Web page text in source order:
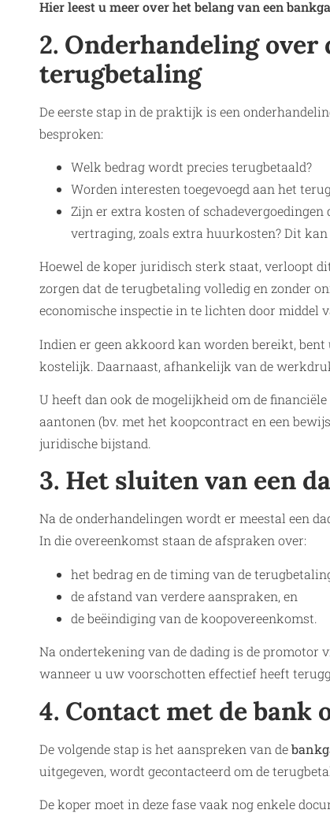
Hier leest u meer over het belang van een
2. Onderhandeling over
terugbetaling
De eerste stap in de praktijk is een
besproken:
Welk bedrag wordt precies terugbetaald?
Worden interesten toegevoegd aan het
Zijn er extra kosten of
vertraging, zoals extra huurkosten? Dit
Hoewel de koper juridisch sterk staat, verloopt
zorgen dat de terugbetaling volledig en zonder
economische inspectie in te lichten door middel
Indien er geen akkoord kan worden bereikt,
kostelijk. Daarnaast, afhankelijk van de
U heeft dan ook de mogelijkheid om de
aantonen (bv. met het koopcontract en een
juridische bijstand.
3. Het sluiten van een
Na de onderhandelingen wordt er meestal een
In die overeenkomst staan de afspraken over:
het bedrag en de timing van de
de afstand van verdere aanspraken, en
de beëindiging van de koopovereenkomst.
Na ondertekening van de dading is de promotor
wanneer u uw voorschotten effectief heeft
4. Contact met de bank
De volgende stap is het aanspreken van de
uitgegeven, wordt gecontacteerd om de
De koper moet in deze fase vaak nog enkele